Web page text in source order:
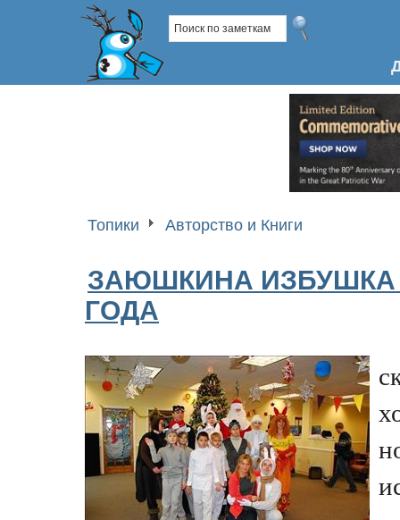
Топики Авторство и Книги
ЗАЮШКИНА ИЗБУШКА
ГОДА